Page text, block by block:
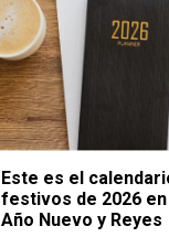
Este es el
festivos de 2026
Año Nuevo y Reyes